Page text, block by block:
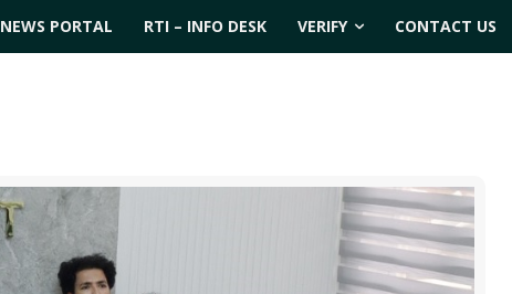
NEWS PORTAL RTI – INFO DESK VERIFY CONTACT US